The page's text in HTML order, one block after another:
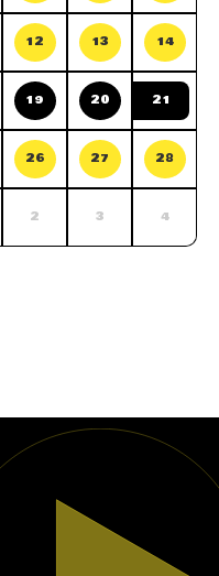
12 13 14
19 20 21
26 27 28
2 3 4